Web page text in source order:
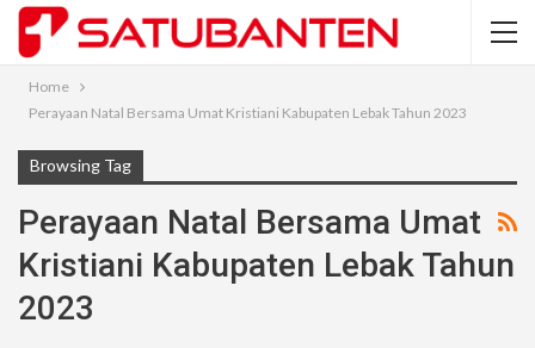
Home
Perayaan Natal Bersama Umat Kristiani Kabupaten Lebak Tahun 2023
Browsing Tag
Perayaan Natal Bersama Umat
Kristiani Kabupaten Lebak Tahun
2023